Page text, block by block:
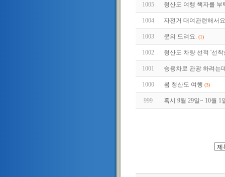
1005 청산도 여행 책자를 부
1004 자전거 대여관련해서
1003 문의 드려요. (1)
1002 청산도 차량 선적 '선
1001 승용차로 관광 하려는
1000 봄 청산도 여행 (3)
999 혹시 9월 29일~ 10월